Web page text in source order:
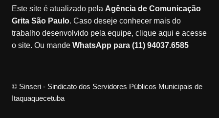
Este site é atualizado pela Agência de Comunicação
Grita São Paulo. Caso deseje conhecer mais do
trabalho desenvolvido pela equipe, clique aqui e acesse
o site. Ou mande WhatsApp para (11) 94037.6585
© Sinseri - Sindicato dos Servidores Públicos Municipais de
Itaquaquecetuba